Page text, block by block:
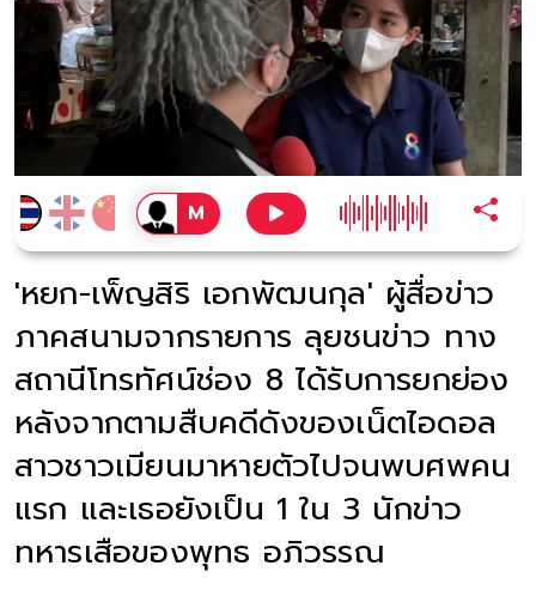
'หยก-เพ็ญสิริ เอกพัฒนกุล' ผู้สื่อข่าว
ภาคสนามจากรายการ ลุยชนข่าว ทาง
สถานีโทรทัศน์ช่อง 8 ได้รับการยกย่อง
หลังจากตามสืบคดีดังของเน็ตไอดอล
สาวชาวเมียนมาหายตัวไปจนพบศพคน
แรก และเธอยังเป็น 1 ใน 3 นักข่าว
ทหารเสือของพุทธ อภิวรรณ